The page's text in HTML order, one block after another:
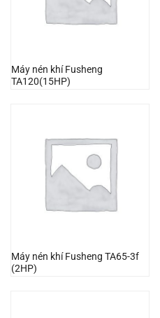
Máy nén khí Fusheng
TA120(15HP)
Máy nén khí Fusheng TA65-3f
(2HP)